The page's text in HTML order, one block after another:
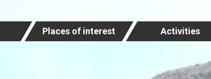
Places of interest Activities